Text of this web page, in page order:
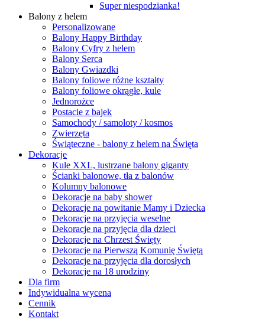
Super niespodzianka!
Balony z helem
Personalizowane
Balony Happy Birthday
Balony Cyfry z helem
Balony Serca
Balony Gwiazdki
Balony foliowe różne kształty
Balony foliowe okrągłe, kule
Jednorożce
Postacie z bajek
Samochody / samoloty / kosmos
Zwierzęta
Świąteczne - balony z helem na Święta
Dekoracje
Kule XXL, lustrzane balony giganty
Ścianki balonowe, tła z balonów
Kolumny balonowe
Dekoracje na baby shower
Dekoracje na powitanie Mamy i Dziecka
Dekoracje na przyjęcia weselne
Dekoracje na przyjęcia dla dzieci
Dekoracje na Chrzest Święty
Dekoracje na Pierwszą Komunię Świętą
Dekoracje na przyjęcia dla dorosłych
Dekoracje na 18 urodziny
Dla firm
Indywidualna wycena
Cennik
Kontakt